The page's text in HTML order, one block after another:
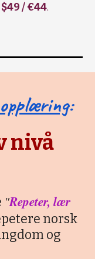
/ €44.
:
nivå
"Repeter, lær
norsk
og